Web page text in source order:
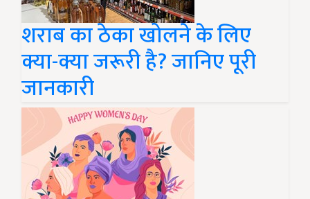
शराब का ठेका खोलने के लिए
क्या-क्या जरूरी है? जानिए पूरी
जानकारी